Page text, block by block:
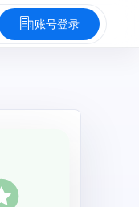
账号登录